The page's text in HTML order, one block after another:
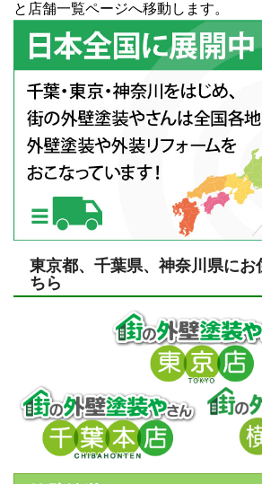
と店舗一覧ページへ移動します。
東京都、千葉県、神奈川県にお
ちら